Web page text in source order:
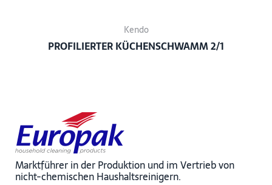
Kendo
PROFILIERTER KÜCHENSCHWAMM 2/1
Marktführer in der Produktion und im Vertrieb von
nicht-chemischen Haushaltsreinigern.